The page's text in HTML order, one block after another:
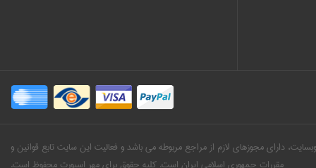
وبسایت، دارای مجوزهای لازم از مراجع مربوطه می باشد و فعالیت این سایت تابع قوانین و
مقررات جمهوری اسلامی ایران است. کلیه حقوق برای مهر اسپورت محفوظ است.